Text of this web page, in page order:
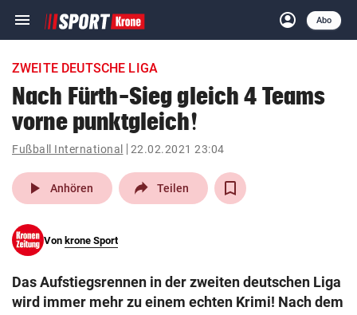
menu Navigation
ein-/ausklappen
account_circle
Anmelden
Abo
close Schließen
account_circle Anmelden
pin_drop
Wien arrow_right
search
eingeben
ZWEITE DEUTSCHE LIGA
Nach Fürth-Sieg gleich 4 Teams
vorne punktgleich!
Fußball International 22.02.2021 23:04
play_arrow Anhören Teilen
Von krone Sport
Das Aufstiegsrennen in der zweiten deutschen Liga
wird immer mehr zu einem echten Krimi! Nach dem